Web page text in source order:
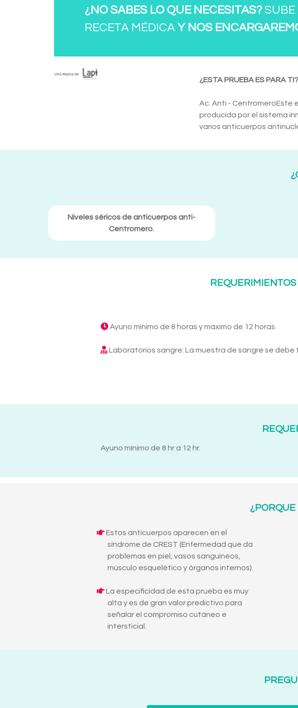
¿NO SABES LO QUE NECESITAS? SUBE
RECETA MÉDICA Y NOS
¿ESTA PRUEBA ES PARA TI?
Ac. Anti - CentromeroEste
producida por el sistema
varios anticuerpos
Niveles séricos de anticuerpos anti-
Centromero.
Ayuno mínimo de 8 horas y máximo de 12 horas
Laboratorios sangre: La muestra de sangre se
Ayuno mínimo de 8 hr a 12 hr.
Estos anticuerpos aparecen en el
síndrome de CREST (Enfermedad que da
problemas en piel, vasos sanguíneos,
músculo esquelético y órganos internos).
La especificidad de esta prueba es muy
alta y es de gran valor predictivo para
señalar el compromiso cutáneo e
intersticial.